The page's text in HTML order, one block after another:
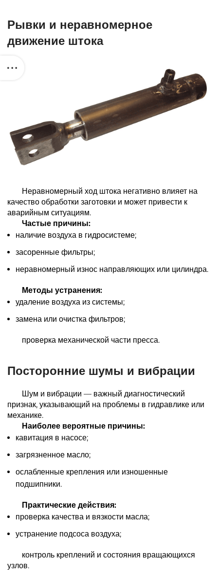
Рывки и неравномерное
движение штока
Неравномерный ход штока негативно влияет на
качество обработки заготовки и может привести к
аварийным ситуациям.
Частые причины:
наличие воздуха в гидросистеме;
засоренные фильтры;
неравномерный износ направляющих или цилиндра.
Методы устранения:
удаление воздуха из системы;
замена или очистка фильтров;
проверка механической части пресса.
Посторонние шумы и вибрации
Шум и вибрации — важный диагностический
признак, указывающий на проблемы в гидравлике или
механике.
Наиболее вероятные причины:
кавитация в насосе;
загрязненное масло;
ослабленные крепления или изношенные
подшипники.
Практические действия:
проверка качества и вязкости масла;
устранение подсоса воздуха;
контроль креплений и состояния вращающихся
узлов.